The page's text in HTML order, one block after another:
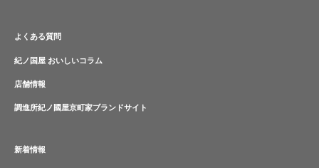
よくある質問
紀ノ国屋 おいしいコラム
店舗情報
調進所紀ノ國屋京町家ブランドサイト
新着情報